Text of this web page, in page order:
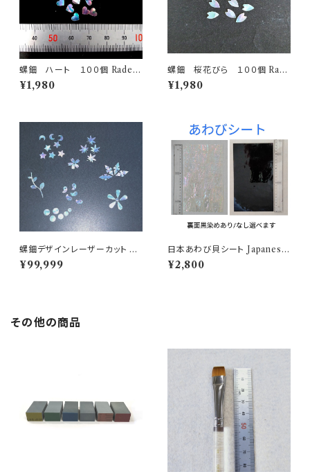
螺鈿 ハート １００個 Raden
heart 100 pieces
¥1,980
螺鈿 桜花びら １００個 Rade
n cherry blossom 100 piec
es
¥1,980
螺鈿デザインレーザーカット Ra
den laser cutting
¥99,999
日本あわび貝シート Japanese
abalone shell sheet
¥2,800
その他の商品